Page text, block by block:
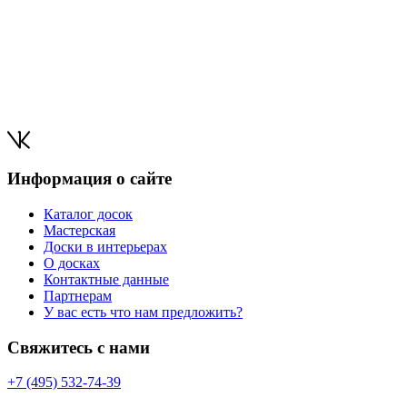
Информация о сайте
Каталог досок
Мастерская
Доски в интерьерах
О досках
Контактные данные
Партнерам
У вас есть что нам предложить?
Свяжитесь с нами
+7 (495) 532-74-39